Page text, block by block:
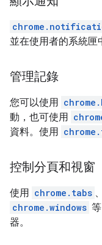
並在使用者的系統匣
管理記錄
您可以使用
動，也可使用
資料。使用
控制分頁和視窗
使用 chrome.tabs 、
chrome.windows
器。